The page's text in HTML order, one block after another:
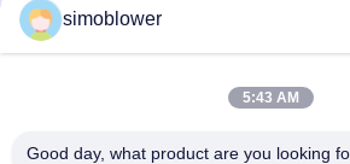
simoblower
5:43 AM
Good day, what product are you looking